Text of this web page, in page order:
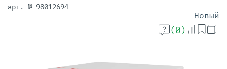
арт. № 98012694
Новый
(0)